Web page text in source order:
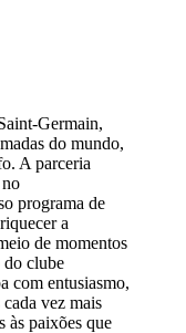
Germain,
do mundo,
A parceria
programa de
a
de momentos
do clube
com entusiasmo,
vez mais
às paixões que